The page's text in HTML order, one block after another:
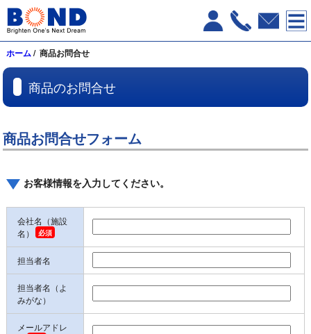
ホーム/ 商品お問合せ
商品のお問合せ
商品お問合せフォーム
お客様情報を入力してください。
会社名（施設
名）
担当者名
担当者名（よ
みがな）
メールアドレ